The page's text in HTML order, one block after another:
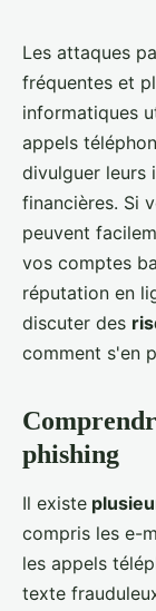
Les
phishing
protéger
Mathieu•24
Les attaques
fréquentes et
informatiques
appels
divulguer leurs
financières. Si
peuvent
vos comptes
réputation en
discuter des
comment s'en
phishing
Il existe
compris les e-
les appels
texte